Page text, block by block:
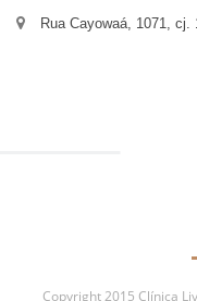
Rua Cayowaá, 1071,
Copyright 2015 Clínica